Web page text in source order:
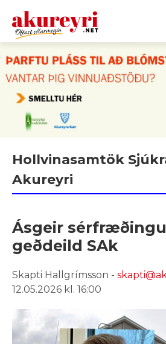
Leita
Hollvinasamtök
Akureyri
Ásgeir
geðdeild SAk
Skapti Hallgrímsson -
12.05.2026 kl. 16:00